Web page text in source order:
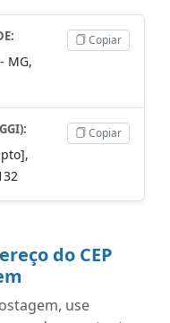
MG,
Copiar
Copiar
do CEP
use